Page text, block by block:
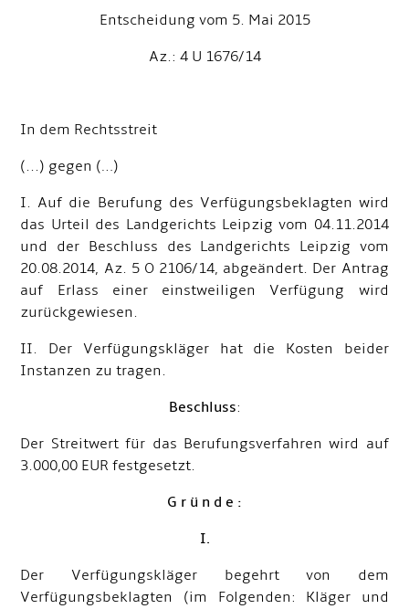
Entscheidung vom 5. Mai 2015
Az.: 4 U 1676/14
In dem Rechtsstreit
(...) gegen (…)
I. Auf die Berufung des Verfügungsbeklagten wird
das Urteil des Landgerichts Leipzig vom 04.11.2014
und der Beschluss des Landgerichts Leipzig vom
20.08.2014, Az. 5 O 2106/14, abgeändert. Der Antrag
auf Erlass einer einstweiligen Verfügung wird
zurückgewiesen.
II. Der Verfügungskläger hat die Kosten beider
Instanzen zu tragen.
Beschluss:
Der Streitwert für das Berufungsverfahren wird auf
3.000,00 EUR festgesetzt.
G r ü n d e :
I.
Der Verfügungskläger begehrt von dem
Verfügungsbeklagten (im Folgenden: Kläger und